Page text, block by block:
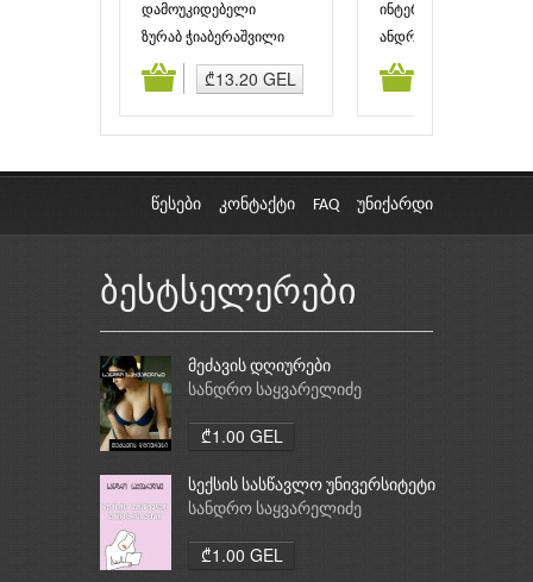
დამოუკიდებელი
საქართველო ვარდების
ზურაბ ჭიაბერაშვილი
₾13.20 GEL
ინტერიერი
ანდრო ბუაჩიძე
კალათაში დამატება კალათაში
წესები კონტაქტი FAQ უნიქარდი
ბესტსელერები
მეძავის დღიურები
სანდრო საყვარელიძე
₾1.00 GEL
სექსის სასწავლო უნივერსიტეტი
სანდრო საყვარელიძე
₾1.00 GEL